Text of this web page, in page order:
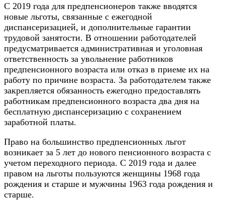
С 2019 года для предпенсионеров также вводятся
новые льготы, связанные с ежегодной
диспансеризацией, и дополнительные гарантии
трудовой занятости. В отношении работодателей
предусматривается административная и уголовная
ответственность за увольнение работников
предпенсионного возраста или отказ в приеме их на
работу по причине возраста. За работодателем также
закрепляется обязанность ежегодно предоставлять
работникам предпенсионного возраста два дня на
бесплатную диспансеризацию с сохранением
заработной платы.
Право на большинство предпенсионных льгот
возникает за 5 лет до нового пенсионного возраста с
учетом переходного периода. С 2019 года и далее
правом на льготы пользуются женщины 1968 года
рождения и старше и мужчины 1963 года рождения и
старше.